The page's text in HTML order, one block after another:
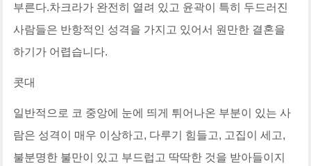
부른다.차크라가 완전히 열려 있고 윤곽이 특히 두드러진
사람들은 반항적인 성격을 가지고 있어서 원만한 결혼을
하기가 어렵습니다.
콧대
일반적으로 코 중앙에 눈에 띄게 튀어나온 부분이 있는 사
람은 성격이 매우 이상하고, 다루기 힘들고, 고집이 세고,
불분명한 불만이 있고 부드럽고 딱딱한 것을 받아들이지